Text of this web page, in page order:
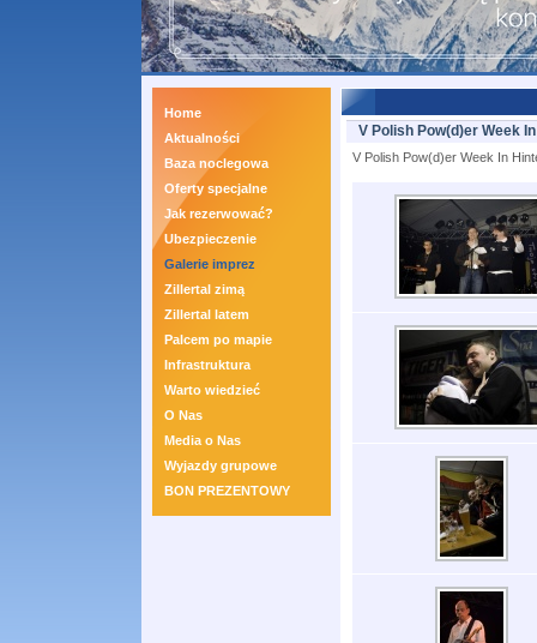
Home
Aktualności
Baza noclegowa
Oferty specjalne
Jak rezerwować?
Ubezpieczenie
Galerie imprez
Zillertal zimą
Zillertal latem
Palcem po mapie
Infrastruktura
Warto wiedzieć
O Nas
Media o Nas
Wyjazdy grupowe
BON PREZENTOWY
V Polish Pow(d)er Week
V Polish Pow(d)er Week In